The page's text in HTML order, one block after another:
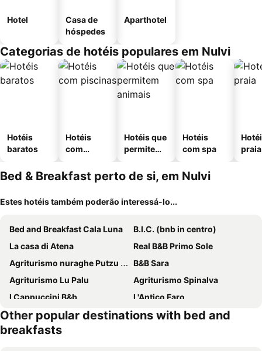
Hotel
Casa de
hóspedes
Aparthotel
Categorias de hotéis populares em Nulvi
Hotéis
baratos
Hotéis
com
Hotéis que
permitem
Hotéis
com spa
praia
Bed & Breakfast perto de si, em Nulvi
Estes hotéis também poderão interessá-lo...
Bed and Breakfast Cala Luna
B.I.C. (bnb in centro)
La casa di Atena
Real B&B Primo Sole
Agriturismo nuraghe Putzu Canu
B&B Sara
Agriturismo Lu Palu
Agriturismo Spinalva
I Cappuccini B&b
L'Antico Faro
B&B Dell' Abbaddu
Sassari-In
Album Boutique Rooms
Other popular destinations with bed and
breakfasts